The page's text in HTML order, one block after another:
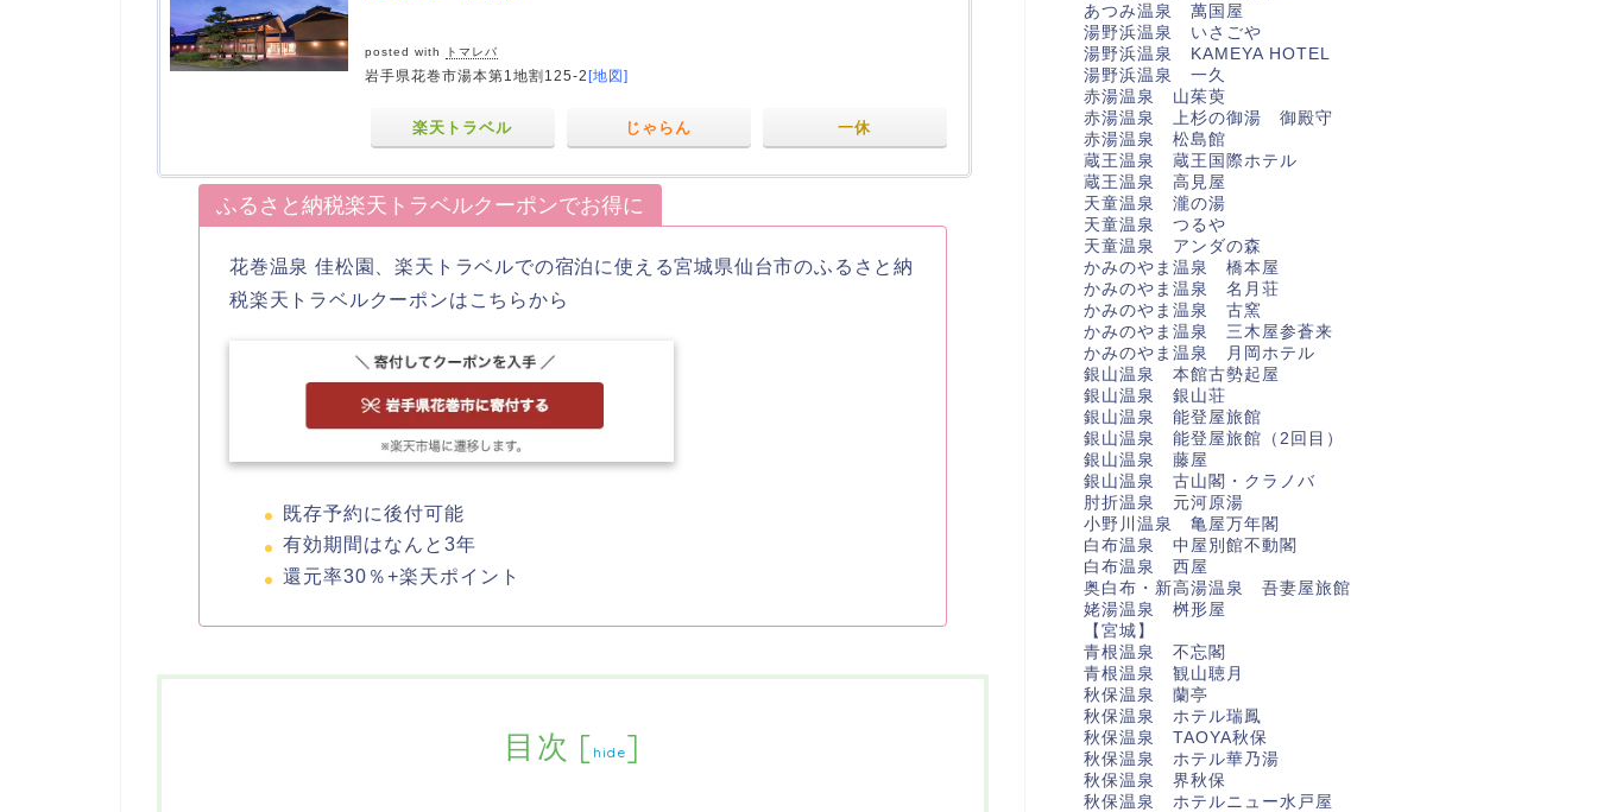
posted with トマレバ
岩手県花巻市湯本第1地割125-2[地図]
楽天トラベル じゃらん 一休
ふるさと納税楽天トラベルクーポンでお得に
花巻温泉 佳松園、楽天トラベルでの宿泊に使える宮城県仙台市のふるさと納
税楽天トラベルクーポンはこちらから
既存予約に後付可能
有効期間はなんと3年
還元率30％+楽天ポイント
目次 [ hide]
あつみ温泉 萬国屋
湯野浜温泉 いさごや
湯野浜温泉 KAMEYA HOTEL
湯野浜温泉 一久
赤湯温泉 山茱萸
赤湯温泉 上杉の御湯 御殿守
赤湯温泉 松島館
蔵王温泉 蔵王国際ホテル
蔵王温泉 高見屋
天童温泉 瀧の湯
天童温泉 つるや
天童温泉 アンダの森
かみのやま温泉 橋本屋
かみのやま温泉 名月荘
かみのやま温泉 古窯
かみのやま温泉 三木屋参蒼来
かみのやま温泉 月岡ホテル
銀山温泉 本館古勢起屋
銀山温泉 銀山荘
銀山温泉 能登屋旅館
銀山温泉 能登屋旅館（2回目）
銀山温泉 藤屋
銀山温泉 古山閣・クラノバ
肘折温泉 元河原湯
小野川温泉 亀屋万年閣
白布温泉 中屋別館不動閣
白布温泉 西屋
奥白布・新高湯温泉 吾妻屋旅館
姥湯温泉 桝形屋
【宮城】
青根温泉 不忘閣
青根温泉 観山聴月
秋保温泉 蘭亭
秋保温泉 ホテル瑞鳳
秋保温泉 TAOYA秋保
秋保温泉 ホテル華乃湯
秋保温泉 界秋保
秋保温泉 ホテルニュー水戸屋